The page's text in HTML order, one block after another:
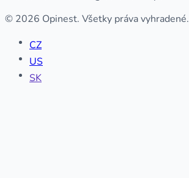
© 2026 Opinest. Všetky práva vyhradené.
CZ
US
SK